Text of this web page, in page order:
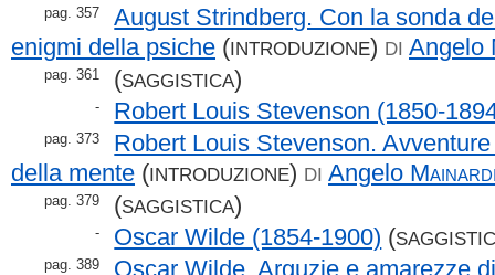
pag. 357
August Strindberg. Con la sonda
enigmi della psiche (INTRODUZIONE) DI Angelo
pag. 361 (SAGGISTICA)
- Robert Louis Stevenson (1850-
pag. 373
Robert Louis Stevenson.
della mente (INTRODUZIONE) DI Angelo
pag. 379 (SAGGISTICA)
- Oscar Wilde (1854-1900) (
pag. 389
Oscar Wilde. Arguzie e amarezze